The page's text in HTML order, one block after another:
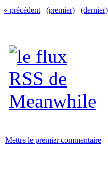
« précédent (premier) (dernier)
Mettre le premier commentaire